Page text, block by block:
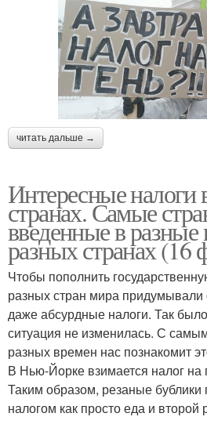
читать дальше →
Интересные налоги
странах. Самые
введенные в разные
разных странах (16
Чтобы пополнить
разных стран мира
даже абсурдные налоги. Так
ситуация не изменилась. С
разных времен нас познакомит
В Нью-Йорке взимается налог
Таким образом, резаные
налогом как просто еда и второй